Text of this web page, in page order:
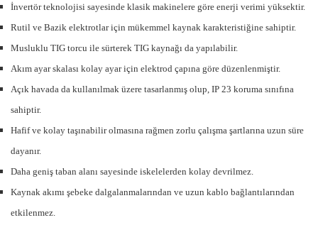
İnvertör teknolojisi sayesinde klasik makinelere göre enerji verimi yüksektir.
Rutil ve Bazik elektrotlar için mükemmel kaynak karakteristiğine sahiptir.
Musluklu TIG torcu ile sürterek TIG kaynağı da yapılabilir.
Akım ayar skalası kolay ayar için elektrod çapına göre düzenlenmiştir.
Açık havada da kullanılmak üzere tasarlanmış olup, IP 23 koruma sınıfına
sahiptir.
Hafif ve kolay taşınabilir olmasına rağmen zorlu çalışma şartlarına uzun süre
dayanır.
Daha geniş taban alanı sayesinde iskelelerden kolay devrilmez.
Kaynak akımı şebeke dalgalanmalarından ve uzun kablo bağlantılarından
etkilenmez.